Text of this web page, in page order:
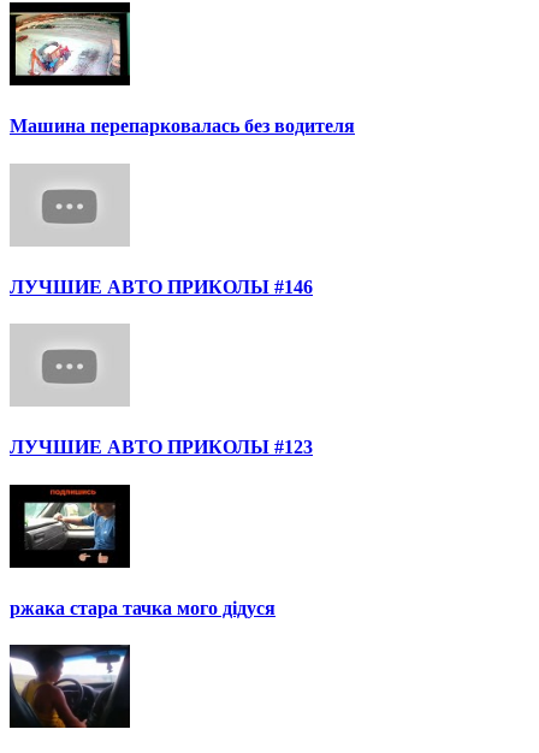
Машина перепарковалась без водителя
ЛУЧШИЕ АВТО ПРИКОЛЫ #146
ЛУЧШИЕ АВТО ПРИКОЛЫ #123
ржака стара тачка мого дідуся